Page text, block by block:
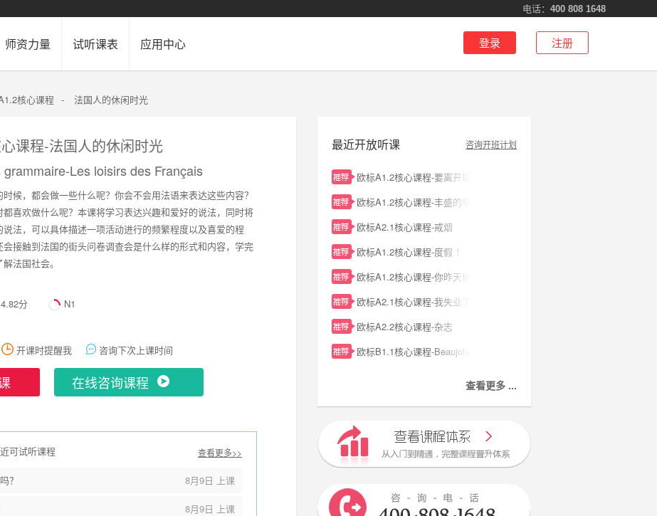
电话： 400 808 1648
师资力量 试听课表 应用中心 登录 注册
核心课程 - 法国人的休闲时光
课程-法国人的休闲时光
Les loisirs des Français
候，都会做一些什么呢？你会不会用法语来表达这些内容？
喜欢做什么呢？本课将学习表达兴趣和爱好的说法，同时将
法，可以具体描述一项活动进行的频繁程度以及喜爱的程
会接触到法国的街头问卷调查会是什么样的形式和内容，学完
法国社会。
4.82分 N1
开课时提醒我 咨询下次上课时间
在线咨询课程
可试听课程 查看更多>>
？ 8月9日 上课
8月9日 上课
最近开放听课 咨询开班计划
欧标A1.2核心课程-要离开城市吗？
欧标A1.2核心课程-丰盛的早餐
欧标A2.1核心课程-戒烟
欧标A1.2核心课程-度假 ！
欧标A1.2核心课程-你昨天做了什么？
欧标A2.1核心课程-我失业了
欧标A2.2核心课程-杂志
欧标B1.1核心课程-Beaujolais新酒上市了
查看更多 ...